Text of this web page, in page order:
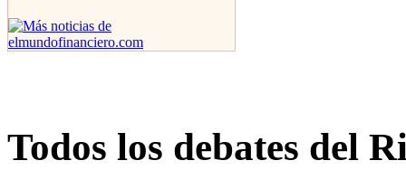
Todos los debates del